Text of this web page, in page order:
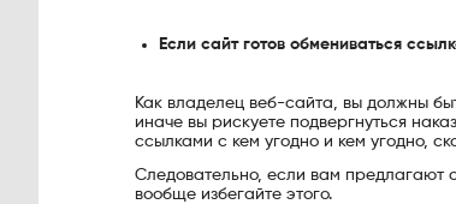
Если сайт готов обмениваться
Как владелец веб-сайта, вы должны
иначе вы рискуете подвергнуться
ссылками с кем угодно и кем угодно,
Следовательно, если вам предлагают
вообще избегайте этого.